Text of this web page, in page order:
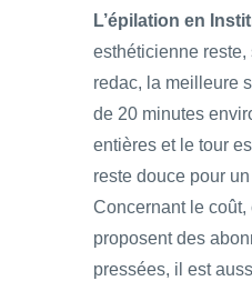
L’épilation en
esthéticienne
redac, la meilleure
de 20 minutes
entières et le tour
reste douce pour
Concernant le
proposent des
pressées, il est